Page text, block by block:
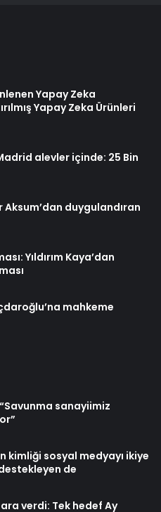
Yapay Zeka
Yapay Zeka Ürünleri
alevler içinde: 25 Bin
duygulandıran
Yıldırım Kaya’dan
mahkeme
sanayiimiz
kimliği sosyal medyayı ikiye
de
verdi: Tek hedef Ay